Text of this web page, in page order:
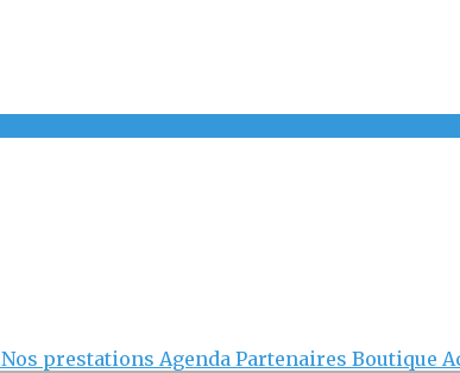
Nos prestations Agenda Partenaires Boutique